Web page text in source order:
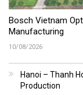
Bosch Vietnam
Manufacturing
10/08/2026
Hanoi – Thanh
Production